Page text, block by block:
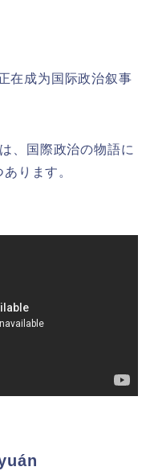
在成为国际政治叙事
、国際政治の物語に
ります。